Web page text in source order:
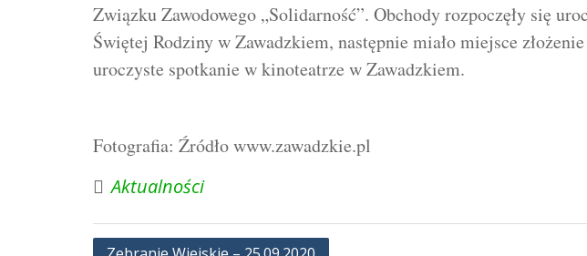
Związku Zawodowego „Solidarność”. Obchody rozpoczęły się
Świętej Rodziny w Zawadzkiem, następnie miało miejsce
uroczyste spotkanie w kinoteatrze w Zawadzkiem.
Fotografia: Źródło www.zawadzkie.pl
Aktualności
Nawigacja